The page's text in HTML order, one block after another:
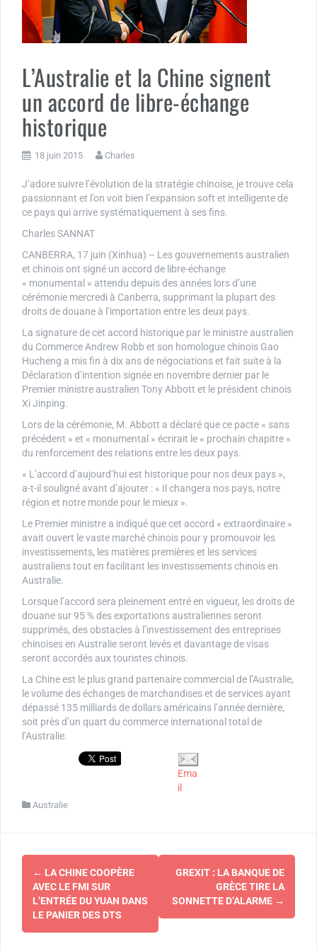
L’Australie et la Chine signent
un accord de libre-échange
historique
18 juin 2015 Charles
J’adore suivre l’évolution de la stratégie chinoise, je trouve cela
passionnant et l’on voit bien l’expansion soft et intelligente de
ce pays qui arrive systématiquement à ses fins.
Charles SANNAT
CANBERRA, 17 juin (Xinhua) – Les gouvernements australien
et chinois ont signé un accord de libre-échange
« monumental » attendu depuis des années lors d’une
cérémonie mercredi à Canberra, supprimant la plupart des
droits de douane à l’importation entre les deux pays.
La signature de cet accord historique par le ministre australien
du Commerce Andrew Robb et son homologue chinois Gao
Hucheng a mis fin à dix ans de négociations et fait suite à la
Déclaration d’intention signée en novembre dernier par le
Premier ministre australien Tony Abbott et le président chinois
Xi Jinping.
Lors de la cérémonie, M. Abbott a déclaré que ce pacte « sans
précédent » et « monumental » écrirait le « prochain chapitre »
du renforcement des relations entre les deux pays.
« L’accord d’aujourd’hui est historique pour nos deux pays »,
a-t-il souligné avant d’ajouter : « Il changera nos pays, notre
région et notre monde pour le mieux ».
Le Premier ministre a indiqué que cet accord « extraordinaire »
avait ouvert le vaste marché chinois pour y promouvoir les
investissements, les matières premières et les services
australiens tout en facilitant les investissements chinois en
Australie.
Lorsque l’accord sera pleinement entré en vigueur, les droits de
douane sur 95 % des exportations australiennes seront
supprimés, des obstacles à l’investissement des entreprises
chinoises en Australie seront levés et davantage de visas
seront accordés aux touristes chinois.
La Chine est le plus grand partenaire commercial de l’Australie,
le volume des échanges de marchandises et de services ayant
dépassé 135 milliards de dollars américains l’année dernière,
soit près d’un quart du commerce international total de
l’Australie.
Ema
il
Australie
Navigation
d'article
← LA CHINE COOPÈRE
AVEC LE FMI SUR
L’ENTRÉE DU YUAN DANS
LE PANIER DES DTS
GREXIT : LA BANQUE DE
GRÈCE TIRE LA
SONNETTE D’ALARME →